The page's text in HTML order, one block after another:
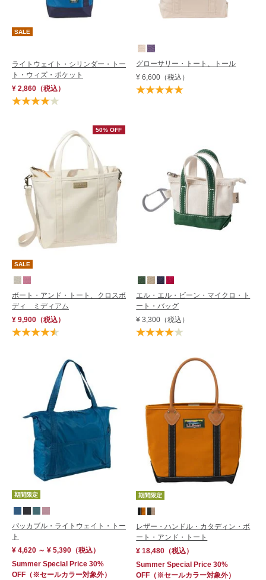
SALE
ライトウェイト・シリンダー・トー
ト・ウィズ・ポケット
¥ 2,860 （税込）
グローサリー・トート、トール
¥ 6,600 （税込）
50% OFF
SALE
ボート・アンド・トート、クロスボ
ディ ミディアム
¥ 9,900 （税込）
エル・エル・ビーン・マイクロ・ト
ート・バッグ
¥ 3,300 （税込）
期間限定
パッカブル・ライトウェイト・トー
ト
¥ 4,620 ～ ¥ 5,390 （税込）
Summer Special Price 30%
OFF （※セールカラー対象外）
期間限定
レザー・ハンドル・カタディン・ボ
ート・アンド・トート
¥ 18,480 （税込）
Summer Special Price 30%
OFF （※セールカラー対象外）